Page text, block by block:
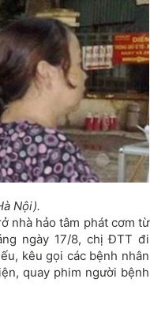
Nội).
nhà hảo tâm phát cơm từ
ngày 17/8, chị ĐTT đi
kêu gọi các bệnh nhân
quay phim người bệnh